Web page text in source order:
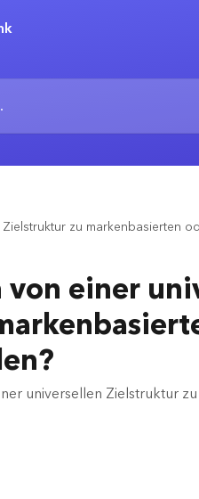
zu markenbasierten
einer
universellen Zielstruktur